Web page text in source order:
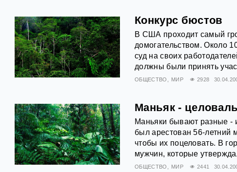
Конкурс бюстов
В США проходит самый
домогательством. Около
суд на своих
должны были принять
ОБЩЕСТВО МИР 2928
Маньяк -
Маньяки бывают разные -
был арестован 56-летний
чтобы их поцеловать. В
мужчин, которые
ОБЩЕСТВО МИР 2441